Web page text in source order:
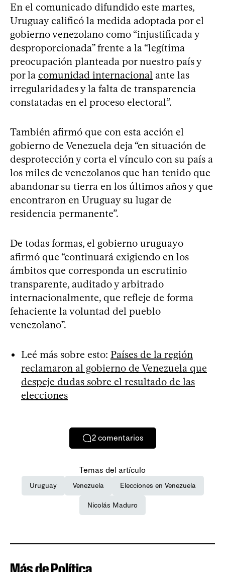
En el comunicado difundido este martes,
Uruguay calificó la medida adoptada por el
gobierno venezolano como “injustificada y
desproporcionada” frente a la “legítima
preocupación planteada por nuestro país y
por la comunidad internacional ante las
irregularidades y la falta de transparencia
constatadas en el proceso electoral”.
También afirmó que con esta acción el
gobierno de Venezuela deja “en situación de
desprotección y corta el vínculo con su país a
los miles de venezolanos que han tenido que
abandonar su tierra en los últimos años y que
encontraron en Uruguay su lugar de
residencia permanente”.
De todas formas, el gobierno uruguayo
afirmó que “continuará exigiendo en los
ámbitos que corresponda un escrutinio
transparente, auditado y arbitrado
internacionalmente, que refleje de forma
fehaciente la voluntad del pueblo
venezolano”.
Leé más sobre esto: Países de la región
reclamaron al gobierno de Venezuela que
despeje dudas sobre el resultado de las
elecciones
2 comentarios
Temas del artículo
Uruguay Venezuela Elecciones en Venezuela
Nicolás Maduro